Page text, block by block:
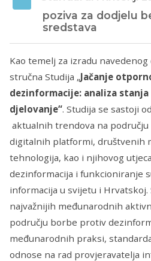
poziva za dodjelu
sredstava
Kao temelj za izradu
stručna Studija „Jačanje
dezinformacije: analiza stanja
djelovanje“. Studija se sastoji
aktualnih trendova na
digitalnih platformi, društvenih
tehnologija, kao i njihovog
dezinformacija i funkcioniranje
informacija u svijetu i Hrvatskoj.
najvažnijih međunarodnih
području borbe protiv
međunarodnih praksi,
odnose na rad provjeravatelja